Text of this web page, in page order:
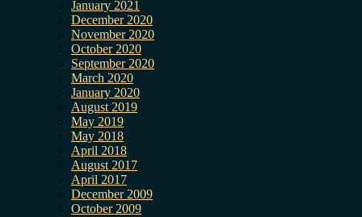
January 2021
December 2020
November 2020
October 2020
September 2020
March 2020
January 2020
August 2019
May 2019
May 2018
April 2018
August 2017
April 2017
December 2009
October 2009